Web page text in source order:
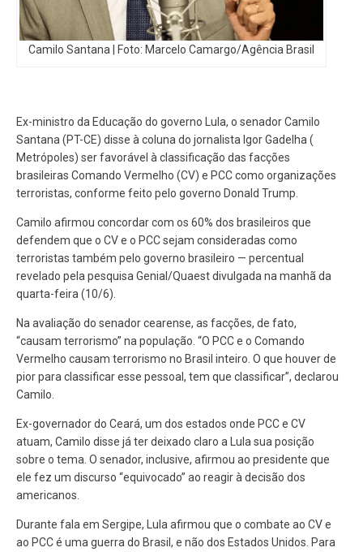
Camilo Santana | Foto: Marcelo Camargo/Agência Brasil
Ex-ministro da Educação do governo Lula, o senador Camilo
Santana (PT-CE) disse à coluna do jornalista Igor Gadelha (
Metrópoles) ser favorável à classificação das facções
brasileiras Comando Vermelho (CV) e PCC como organizações
terroristas, conforme feito pelo governo Donald Trump.
Camilo afirmou concordar com os 60% dos brasileiros que
defendem que o CV e o PCC sejam consideradas como
terroristas também pelo governo brasileiro — percentual
revelado pela pesquisa Genial/Quaest divulgada na manhã da
quarta-feira (10/6).
Na avaliação do senador cearense, as facções, de fato,
“causam terrorismo” na população. “O PCC e o Comando
Vermelho causam terrorismo no Brasil inteiro. O que houver de
pior para classificar esse pessoal, tem que classificar”, declarou
Camilo.
Ex-governador do Ceará, um dos estados onde PCC e CV
atuam, Camilo disse já ter deixado claro a Lula sua posição
sobre o tema. O senador, inclusive, afirmou ao presidente que
ele fez um discurso “equivocado” ao reagir à decisão dos
americanos.
Durante fala em Sergipe, Lula afirmou que o combate ao CV e
ao PCC é uma guerra do Brasil, e não dos Estados Unidos. Para